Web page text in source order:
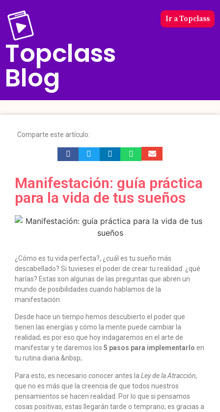
Topclass
Blog
Ir a Topclass
Comparte este artículo:
Manifestación: guía práctica
para la vida de tus sueños
¿Cómo es tu vida perfecta?, ¿cuál es tu sueño más
descabellado? Si tuvieses el poder de crear tu realidad: ¿qué
harías? Estas son algunas de las preguntas que abren un
mundo de posibilidades cuando hablamos de la
manifestación.
Desde hace un tiempo hemos descubierto el poder que
tienen las energías y cómo la mente puede cambiar la
realidad; es por eso que hoy indagaremos en el arte de
manifestar y te daremos los 5 pasos para implementarlo en
tu rutina diaria.&nbsp;
Para esto, es necesario conocer antes la Ley de la Atracción,
que no es más que la creencia de que todos nuestros
pensamientos se hacen realidad. Por lo que si pensamos
cosas positivas, estas llegarán tarde o temprano; es gracias a